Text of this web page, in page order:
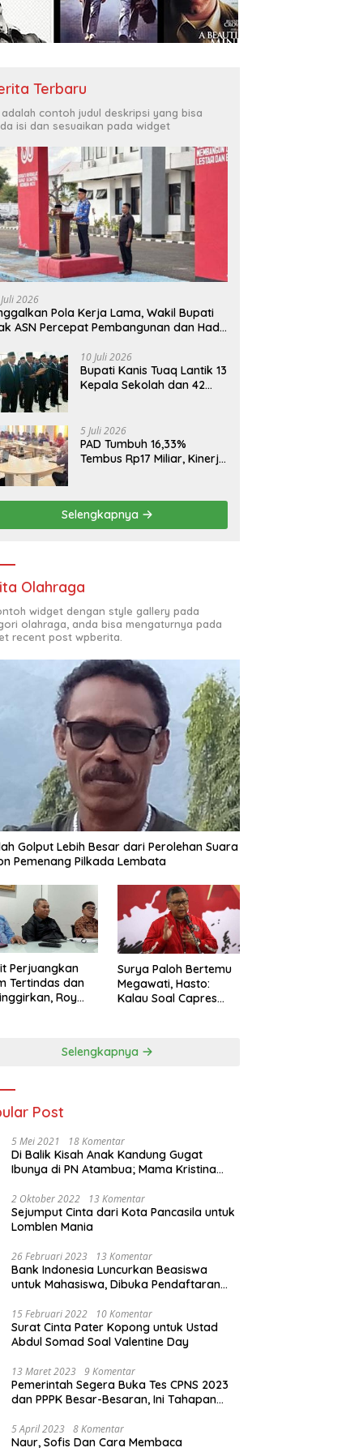
Terbaru
adalah contoh judul deskripsi yang bisa
isi dan sesuaikan pada widget
2026
Pola Kerja Lama, Wakil Bupati
ASN Percepat Pembangunan dan Hadir
10 Juli 2026
Bupati Kanis Tuaq Lantik 13
Kepala Sekolah dan 42
5 Juli 2026
PAD Tumbuh 16,33%
Tembus Rp17 Miliar, Kinerja
Selengkapnya
Olahraga
widget dengan style gallery pada
olahraga, anda bisa mengaturnya pada
recent post wpberita.
Golput Lebih Besar dari Perolehan Suara
Pemenang Pilkada Lembata
Perjuangkan
Tertindas dan
Roy
Surya Paloh Bertemu
Megawati, Hasto:
Kalau Soal Capres
Selengkapnya
Post
5 Mei 2021 18 Komentar
Di Balik Kisah Anak Kandung Gugat
Ibunya di PN Atambua; Mama Kristina
2 Oktober 2022 13 Komentar
Sejumput Cinta dari Kota Pancasila untuk
Lomblen Mania
26 Februari 2023 13 Komentar
Bank Indonesia Luncurkan Beasiswa
untuk Mahasiswa, Dibuka Pendaftaran
15 Februari 2022 10 Komentar
Surat Cinta Pater Kopong untuk Ustad
Abdul Somad Soal Valentine Day
13 Maret 2023 9 Komentar
Pemerintah Segera Buka Tes CPNS 2023
dan PPPK Besar-Besaran, Ini Tahapan
5 April 2023 8 Komentar
Naur, Sofis Dan Cara Membaca